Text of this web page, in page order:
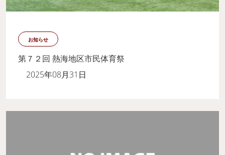
お知らせ
第７２回 熱海地区市民体育祭
2025年08月31日